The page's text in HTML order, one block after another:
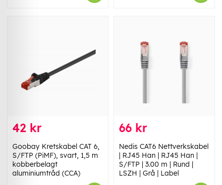
42 kr
Goobay Kretskabel CAT 6,
S/FTP (PiMF), svart, 1,5 m
kobberbelagt
aluminiumtråd (CCA)
66 kr
Nedis CAT6 Nettverkskabel
| RJ45 Han | RJ45 Han |
S/FTP | 3.00 m | Rund |
LSZH | Grå | Label